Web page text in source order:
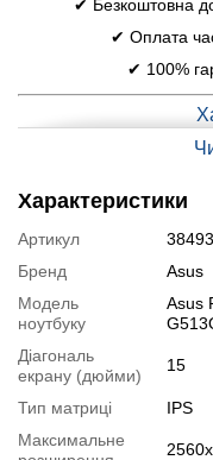
✔ Безкоштовна
✔ Оплата
✔ 100%
Asus ROG
матриці):15.6"
Процесор:
AMD
GHz), 16 MB Cache
Оперативна пам'ять:
Графіка:дискретна
192-bit
Веб-камера:
Характеристики
Артикул
Бренд
Asus
Модель
ноутбуку
Asus
Діагональ
екрану (дюйми)
15
Тип матриці
IPS
Максимальне